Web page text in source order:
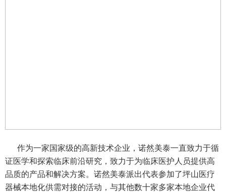
作为一家国家级的高新技术企业，诺然美泰一直致力于循
证医学和探索临床前沿研究，致力于为临床医护人员提供高
品质的产品和解决方案。诺然美泰派出代表参加了坪山医疗
器械本地化供需对接的活动，与其他数十家多家本地企业代